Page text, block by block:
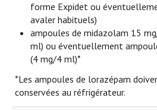
forme Expidet ou
avaler habituels)
ampoules de midazolam 15
ml) ou éventuellement
(4 mg/4 ml)*
*Les ampoules de lorazépam
conservées au réfrigérateur.